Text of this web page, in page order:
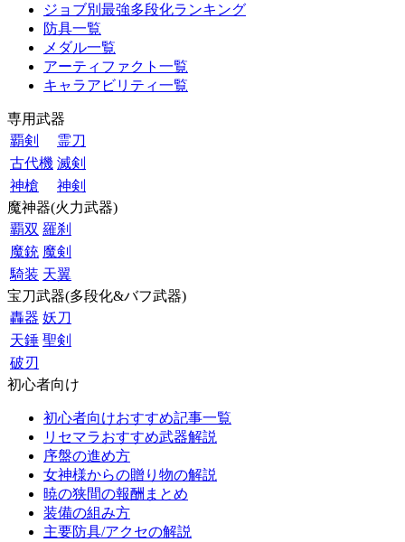
ジョブ別最強多段化ランキング
防具一覧
メダル一覧
アーティファクト一覧
キャラアビリティ一覧
専用武器
覇剣
霊刀
古代機 滅剣
神槍
神剣
魔神器(火力武器)
覇双 羅刹
魔銃 魔剣
騎装 天翼
宝刀武器(多段化&バフ武器)
轟器 妖刀
天錘 聖剣
破刃
初心者向け
初心者向けおすすめ記事一覧
リセマラおすすめ武器解説
序盤の進め方
女神様からの贈り物の解説
暁の狭間の報酬まとめ
装備の組み方
主要防具/アクセの解説